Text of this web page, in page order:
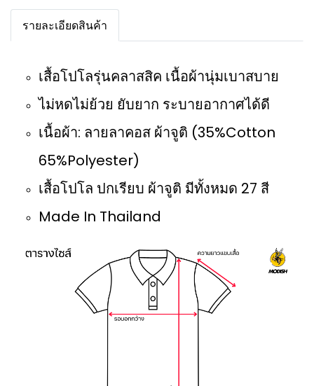
รายละเอียดสินค้า
เสื้อโปโลรุ่นคลาสสิค เนื้อผ้านุ่มเบาสบาย
ไม่หดไม่ย้วย ยับยาก ระบายอากาศได้ดี
เนื้อผ้า: ลายลาคอส ผ้าจูติ (35%Cotton
65%Polyester)
เสื้อโปโล ปกเรียบ ผ้าจูติ มีทั้งหมด 27 สี
Made In Thailand